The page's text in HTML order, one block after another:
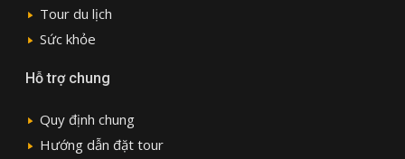
Tour du lịch
Sức khỏe
Hỗ trợ chung
Quy định chung
Hướng dẫn đặt tour